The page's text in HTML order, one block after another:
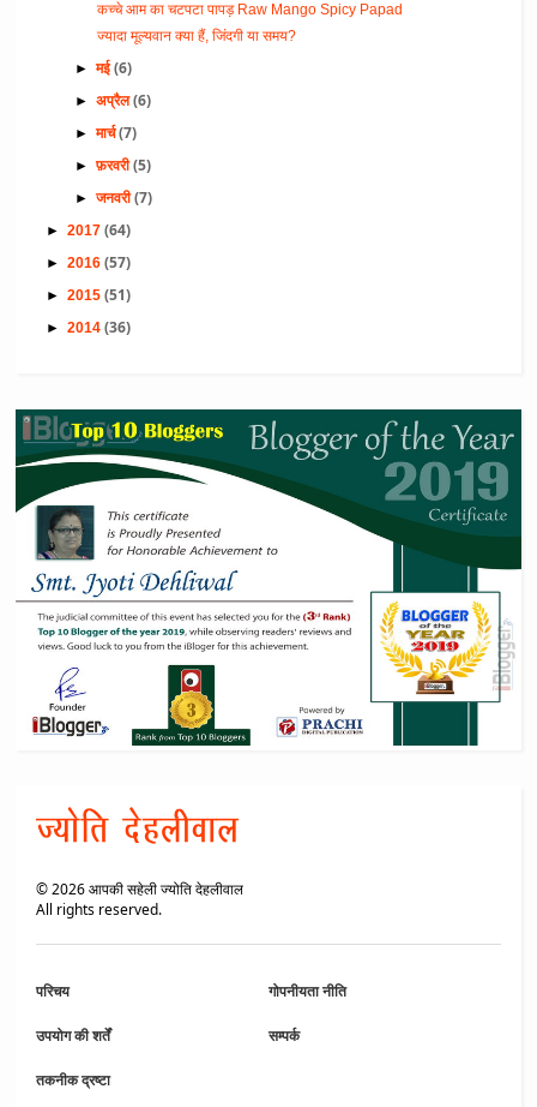
कच्चे आम का चटपटा पापड़ Raw Mango Spicy Papad
ज्यादा मूल्यवान क्या हैं, जिंदगी या समय?
►मई(6)
►अप्रैल(6)
►मार्च(7)
►फ़रवरी(5)
►जनवरी(7)
►2017(64)
►2016(57)
►2015(51)
►2014(36)
©2026आपकी सहेली ज्योति देहलीवाल
All rights reserved.
परिचय गोपनीयता नीति
उपयोग की शर्तें सम्पर्क
तकनीक द्रष्टा